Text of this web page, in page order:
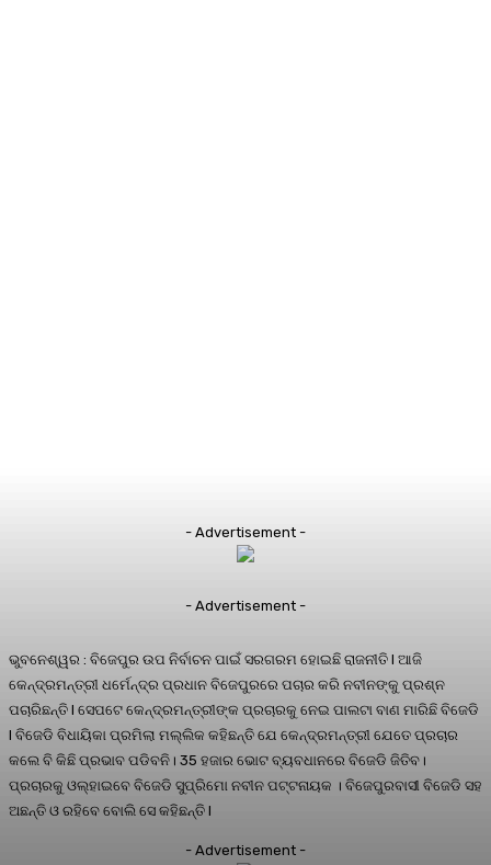
- Advertisement -
- Advertisement -
ଭୁବନେଶ୍ୱର : ବିଜେପୁର ଉପ ନିର୍ବାଚନ ପାଇଁ ସରଗରମ ହୋଇଛି ରାଜନୀତି l ଆଜି
କେନ୍ଦ୍ରମନ୍ତ୍ରୀ ଧର୍ମେନ୍ଦ୍ର ପ୍ରଧାନ ବିଜେପୁରରେ ପଚାର କରି ନବୀନଙ୍କୁ ପ୍ରଶ୍ନ
ପଚାରିଛନ୍ତି l ସେପଟେ କେନ୍ଦ୍ରମନ୍ତ୍ରୀଙ୍କ ପ୍ରଚାରକୁ ନେଇ ପାଲଟା ବାଣ ମାରିଛି ବିଜେଡି
l ବିଜେଡି ବିଧାୟିକା ପ୍ରମିଲା ମଲ୍ଲିକ କହିଛନ୍ତି ଯେ କେନ୍ଦ୍ରମନ୍ତ୍ରୀ ଯେତେ ପ୍ରଚାର
କଲେ ବି କିଛି ପ୍ରଭାବ ପଡିବନି। 35 ହଜାର ଭୋଟ ବ୍ୟବଧାନରେ ବିଜେଡି ଜିତିବ।
ପ୍ରଚାରକୁ ଓଲ୍ହାଇବେ ବିଜେଡି ସୁପ୍ରିମୋ ନବୀନ ପଟ୍ଟନାୟକ । ବିଜେପୁରବାସୀ ବିଜେଡି ସହ
ଅଛନ୍ତି ଓ ରହିବେ ବୋଲି ସେ କହିଛନ୍ତି l
- Advertisement -